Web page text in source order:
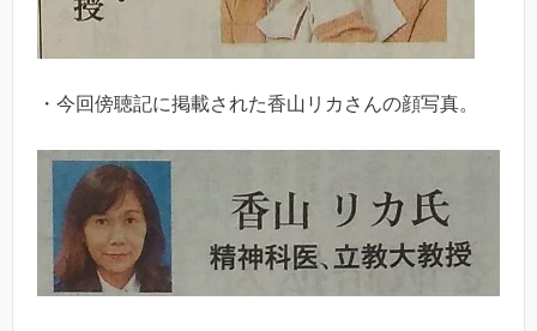
・今回傍聴記に掲載された香山リカさんの顔写真。